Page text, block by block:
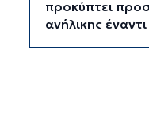
προκύπτει
ανήλικης έναντι